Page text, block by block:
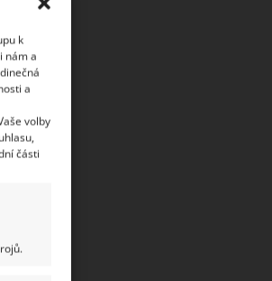
k
nám a
a
volby
části